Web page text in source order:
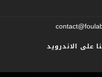
على الاندرويد